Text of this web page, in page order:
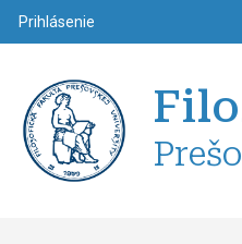
Používateľské
Prihlásenie